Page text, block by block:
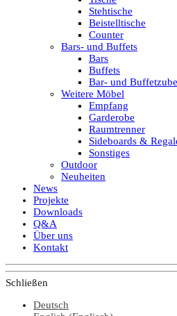
Stehtische
Beistelltische
Counter
Bars- und Buffets
Bars
Buffets
Bar- und
Weitere Möbel
Empfang
Garderobe
Raumtrenner
Sideboards &
Sonstiges
Outdoor
Neuheiten
News
Projekte
Downloads
Q&A
Über uns
Kontakt
Schließen
Deutsch